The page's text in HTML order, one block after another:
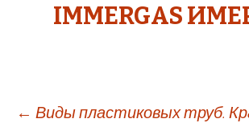
IMMERGAS
← Виды пластиковых труб.